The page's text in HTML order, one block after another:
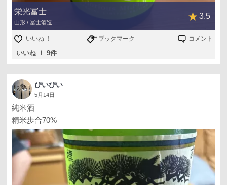
栄光冨士
山形 / 冨士酒造
3.5
いいね ！ ブックマーク コメント
いいね ！ 9件
ぴいぴい
5月14日
純米酒
精米歩合70%